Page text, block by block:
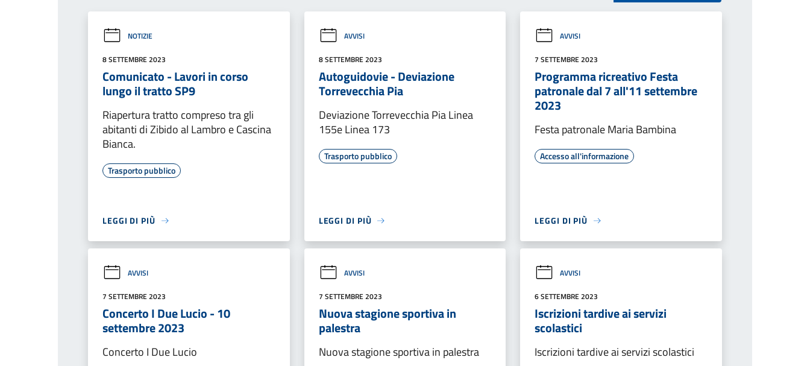
NOTIZIE
8 SETTEMBRE 2023
Comunicato - Lavori in corso
lungo il tratto SP9
Riapertura tratto compreso tra gli
abitanti di Zibido al Lambro e Cascina
Bianca.
Trasporto pubblico
LEGGI DI PIÙ
AVVISI
8 SETTEMBRE 2023
Autoguidovie - Deviazione
Torrevecchia Pia
Deviazione Torrevecchia Pia Linea
155e Linea 173
Trasporto pubblico
LEGGI DI PIÙ
AVVISI
7 SETTEMBRE 2023
Programma ricreativo Festa
patronale dal 7 all'11 settembre
2023
Festa patronale Maria Bambina
Accesso all'informazione
LEGGI DI PIÙ
AVVISI
7 SETTEMBRE 2023
Concerto I Due Lucio - 10
settembre 2023
Concerto I Due Lucio
AVVISI
7 SETTEMBRE 2023
Nuova stagione sportiva in
palestra
Nuova stagione sportiva in palestra
AVVISI
6 SETTEMBRE 2023
Iscrizioni tardive ai servizi
scolastici
Iscrizioni tardive ai servizi scolastici